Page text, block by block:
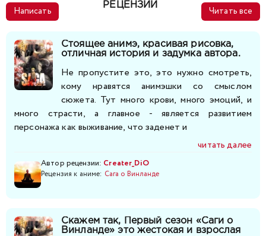
Написать
РЕЦЕНЗИИ
Читать все
Стоящее анимэ, красивая рисовка,
отличная история и задумка автора.
Не пропустите это, это нужно смотреть,
кому нравятся анимэшки со смыслом
сюжета. Тут много крови, много эмоций, и
много страсти, а главное - является развитием
персонажа как выживание, что заденет и
читать далее
Автор рецензии: Creater_DiO
Рецензия к аниме: Сага о Винланде
Скажем так, Первый сезон «Саги о
Винланде» это жестокая и взрослая